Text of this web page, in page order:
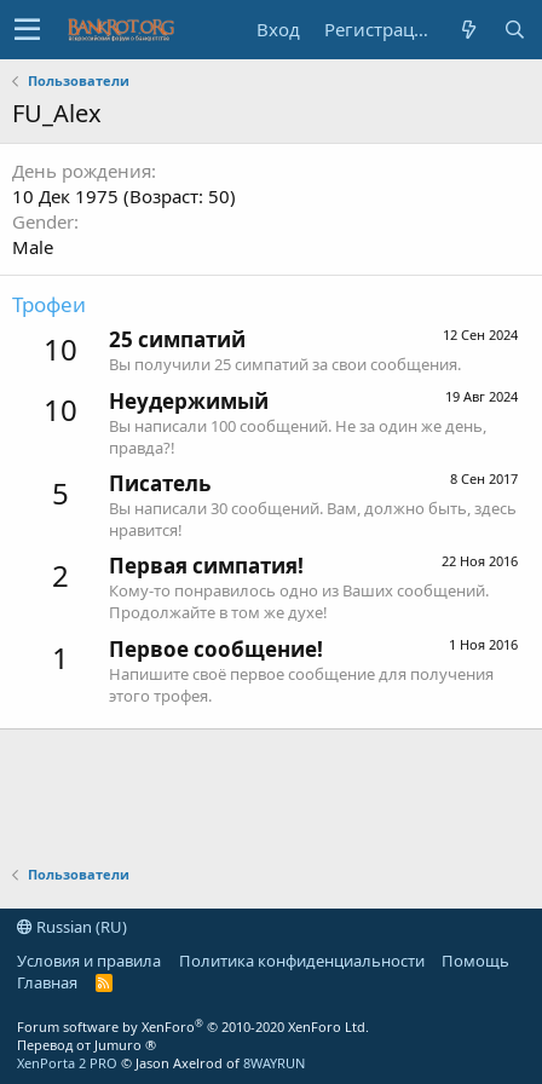
Вход Регистрация
Пользователи
FU_Alex
День рождения
10 Дек 1975 (Возраст: 50)
Gender
Male
Трофеи
10 12 Сен 2024
25 симпатий
Вы получили 25 симпатий за свои сообщения.
10 19 Авг 2024
Неудержимый
Вы написали 100 сообщений. Не за один же день,
правда?!
5 8 Сен 2017
Писатель
Вы написали 30 сообщений. Вам, должно быть, здесь
нравится!
2 22 Ноя 2016
Первая симпатия!
Кому-то понравилось одно из Ваших сообщений.
Продолжайте в том же духе!
1 1 Ноя 2016
Первое сообщение!
Напишите своё первое сообщение для получения
этого трофея.
Пользователи
Russian (RU)
Условия и правила
Политика конфиденциальности
Помощь
Главная
R
Forum software by XenForo® © 2010-2020 XenForo Ltd.
Перевод от Jumuro ®
XenPorta 2 PRO © Jason Axelrod of 8WAYRUN